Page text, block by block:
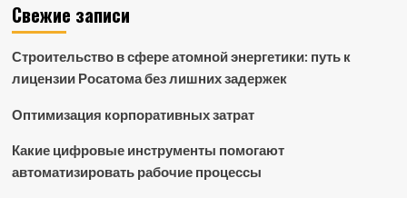
Свежие записи
Строительство в сфере атомной энергетики: путь к
лицензии Росатома без лишних задержек
Оптимизация корпоративных затрат
Какие цифровые инструменты помогают
автоматизировать рабочие процессы